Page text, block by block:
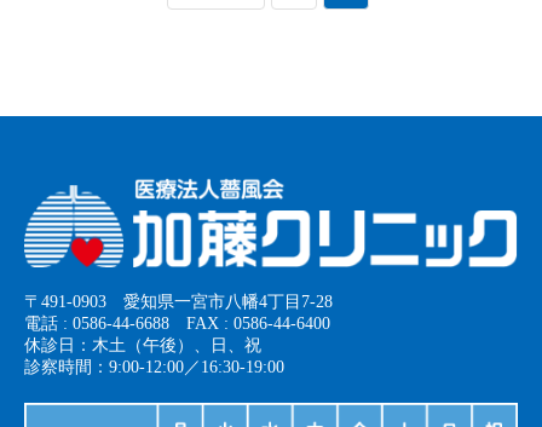
〒491-0903 愛知県一宮市八幡4丁目7-28
電話 : 0586-44-6688 FAX : 0586-44-6400
休診日：木土（午後）、日、祝
診察時間：9:00-12:00／16:30-19:00